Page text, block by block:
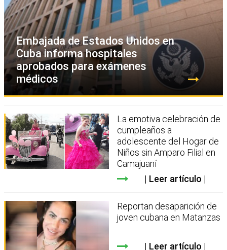
Embajada de Estados Unidos en
Cuba informa hospitales
aprobados para exámenes
médicos
La emotiva celebración de
cumpleaños a
adolescente del Hogar de
Niños sin Amparo Filial en
Camajuaní
Leer artículo
Reportan desaparición de
joven cubana en Matanzas
Leer artículo